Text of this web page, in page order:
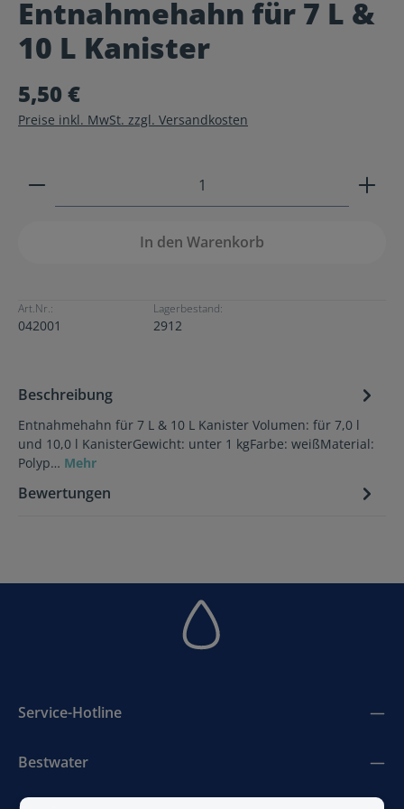
Durchschnittliche Bewertung von 0 von 5 Sternen
Entnahmehahn für 7 L &
10 L Kanister
5,50 €
Preise inkl. MwSt. zzgl. Versandkosten
Produkt Anzahl: Gib den gewünschten Wert ein
In den Warenkorb
Art.Nr.:
042001
Lagerbestand:
2912
Beschreibung
Entnahmehahn für 7 L & 10 L Kanister Volumen: für 7,0 l
und 10,0 l KanisterGewicht: unter 1 kgFarbe: weißMaterial:
Polyp… Mehr
Bewertungen
Service-Hotline
Bestwater